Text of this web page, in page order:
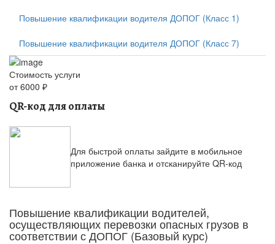
Повышение квалификации водителя ДОПОГ (Класс 1)
Повышение квалификации водителя ДОПОГ (Класс 7)
Стоимость услуги
от 6000 ₽
QR-код для оплаты
Для быстрой оплаты зайдите в мобильное
приложение банка и отсканируйте QR-код
Повышение квалификации водителей,
осуществляющих перевозки опасных грузов в
соответствии с ДОПОГ (Базовый курс)